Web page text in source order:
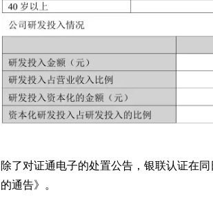
除了对证通电子的处置公告，银联认证在
的通告》。